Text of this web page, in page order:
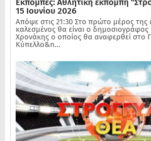
Εκπομπές: Αθλητική εκπομπή
15 Ιουνίου 2026
Απόψε στις 21:30 Στο πρώτο μέρος της
καλεσμένος θα είναι ο
Χρονάκης ο οποίος θα αναφερθεί στο
Κύπελλο&n...